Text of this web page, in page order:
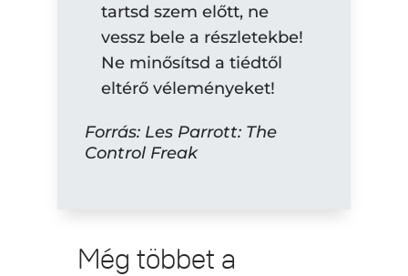
tartsd szem előtt, ne
vessz bele a részletekbe!
Ne minősítsd a tiédtől
eltérő véleményeket!
Forrás: Les Parrott: The
Control Freak
Még többet a